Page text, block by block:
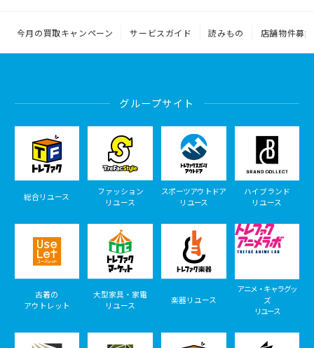
今月の買取キャンペーン サービスガイド 読みもの 店舗物件募集
グループサイト
総合リユース
ファッション
リユース
スポーツアウトドア
リユース
ハイブランド
リユース
古着の
アウトレット
大型家具・家電
リユース
楽器リユース
アニメ・キャラグッ
ズ
リユース